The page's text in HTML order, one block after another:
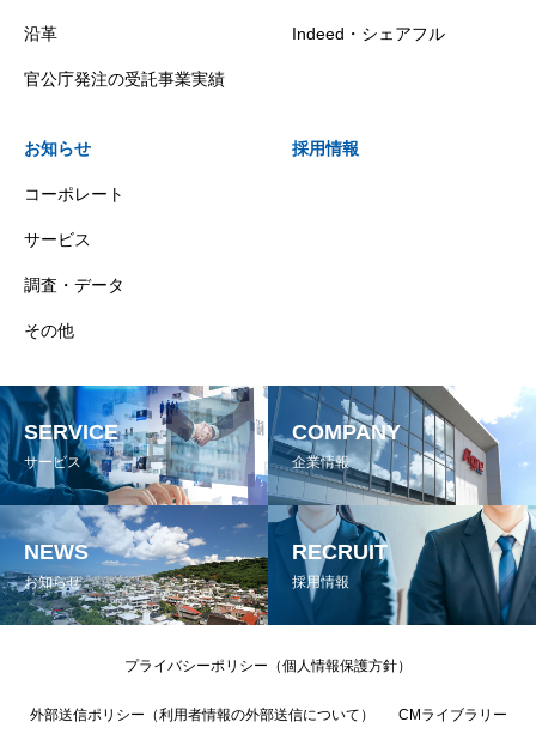
沿革
官公庁発注の受託事業実績
Indeed・シェアフル
お知らせ
コーポレート
サービス
調査・データ
その他
採用情報
SERVICE
サービス
COMPANY
企業情報
NEWS
お知らせ
RECRUIT
採用情報
プライバシーポリシー（個人情報保護方針）
外部送信ポリシー（利用者情報の外部送信について） CMライブラリー